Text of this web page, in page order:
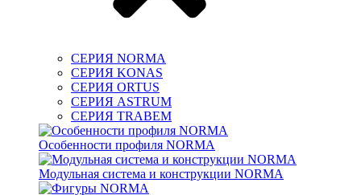
СЕРИЯ NORMA
СЕРИЯ KONAS
СЕРИЯ ORTUS
СЕРИЯ ASTRUM
СЕРИЯ TRABEM
Особенности профиля NORMA
Модульная система и конструкции NORMA